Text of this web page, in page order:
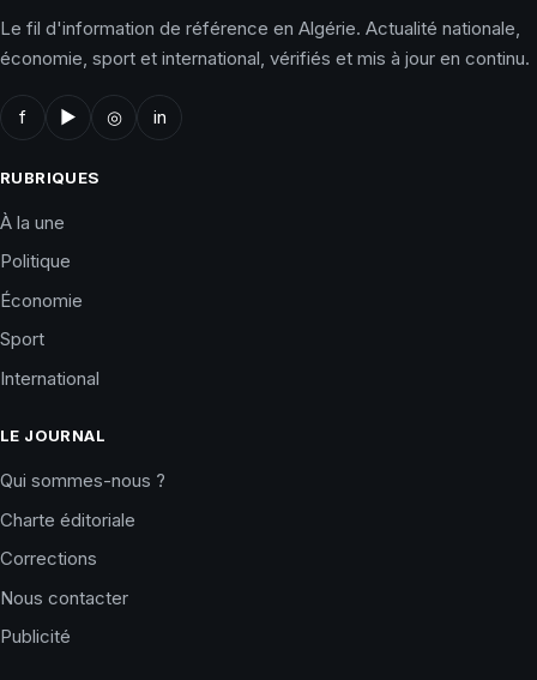
Le fil d'information de référence en Algérie. Actualité nationale,
économie, sport et international, vérifiés et mis à jour en continu.
f ▶ ◎ in
RUBRIQUES
À la une
Politique
Économie
Sport
International
LE JOURNAL
Qui sommes-nous ?
Charte éditoriale
Corrections
Nous contacter
Publicité